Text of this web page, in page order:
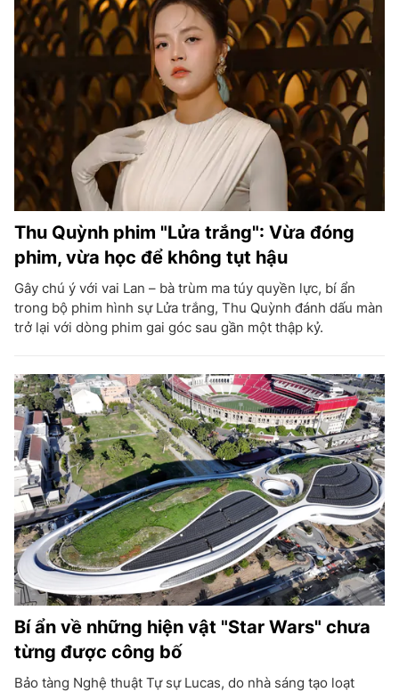
Thu Quỳnh phim "Lửa trắng": Vừa đóng
phim, vừa học để không tụt hậu
Gây chú ý với vai Lan – bà trùm ma túy quyền lực, bí ẩn
trong bộ phim hình sự Lửa trắng, Thu Quỳnh đánh dấu màn
trở lại với dòng phim gai góc sau gần một thập kỷ.
Bí ẩn về những hiện vật "Star Wars" chưa
từng được công bố
Bảo tàng Nghệ thuật Tự sự Lucas, do nhà sáng tạo loạt